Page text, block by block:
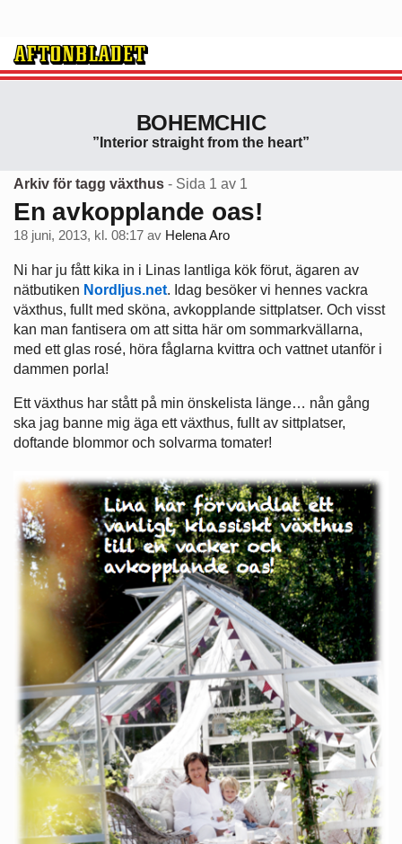
BOHEMCHIC
”Interior straight from the heart”
Arkiv för tagg växthus - Sida 1 av 1
En avkopplande oas!
18 juni, 2013, kl. 08:17 av Helena Aro
Ni har ju fått kika in i Linas lantliga kök förut, ägaren av
nätbutiken Nordljus.net. Idag besöker vi hennes vackra
växthus, fullt med sköna, avkopplande sittplatser. Och visst
kan man fantisera om att sitta här om sommarkvällarna,
med ett glas rosé, höra fåglarna kvittra och vattnet utanför i
dammen porla!
Ett växthus har stått på min önskelista länge… nån gång
ska jag banne mig äga ett växthus, fullt av sittplatser,
doftande blommor och solvarma tomater!